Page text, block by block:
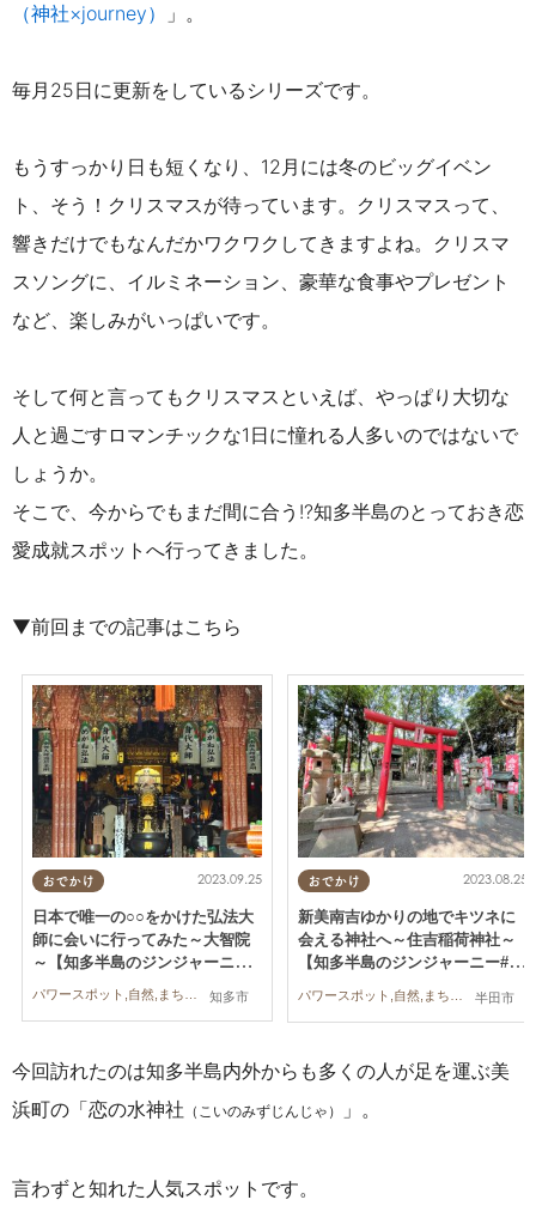
（神社×journey）
」。
毎月25日に更新をしているシリーズです。
もうすっかり日も短くなり、12月には冬のビッグイベン
ト、そう！クリスマスが待っています。クリスマスって、
響きだけでもなんだかワクワクしてきますよね。クリスマ
スソングに、イルミネーション、豪華な食事やプレゼント
など、楽しみがいっぱいです。
そして何と言ってもクリスマスといえば、やっぱり大切な
人と過ごすロマンチックな1日に憧れる人多いのではないで
しょうか。
そこで、今からでもまだ間に合う!?知多半島のとっておき恋
愛成就スポットへ行ってきました。
▼前回までの記事はこちら
おでかけ
知多市
2023.09.25
日本で唯一の○○をかけた弘法大
師に会いに行ってみた～大智院
～【知多半島のジンジャーニー#
おでかけ
半田市
2023.08.25
新美南吉ゆかりの地でキツネに
会える神社へ～住吉稲荷神社～
【知多半島のジンジャーニー#
今回訪れたのは知多半島内外からも多くの人が足を運ぶ美
浜町の「恋の水神社 （こいのみずじんじゃ） 」。
言わずと知れた人気スポットです。